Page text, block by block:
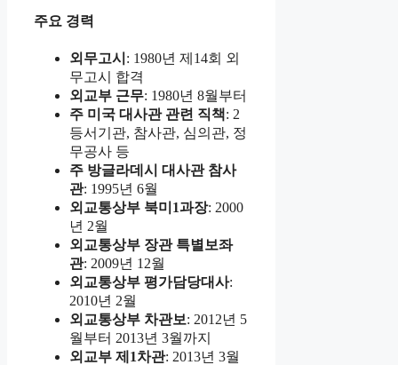
주요 경력
외무고시 : 1980년 제14회 외
무고시 합격
외교부 근무: 1980년 8월부터
주 미국 대사관 관련 직책: 2
등서기관, 참사관, 심의관, 정
무공사 등
주 방글라데시 대사관 참사
관: 1995년 6월
외교통상부 북미1과장: 2000
년 2월
외교통상부 장관 특별보좌
관: 2009년 12월
외교통상부 평가담당대사:
2010년 2월
외교통상부 차관보: 2012년 5
월부터 2013년 3월까지
외교부 제1차관: 2013년 3월